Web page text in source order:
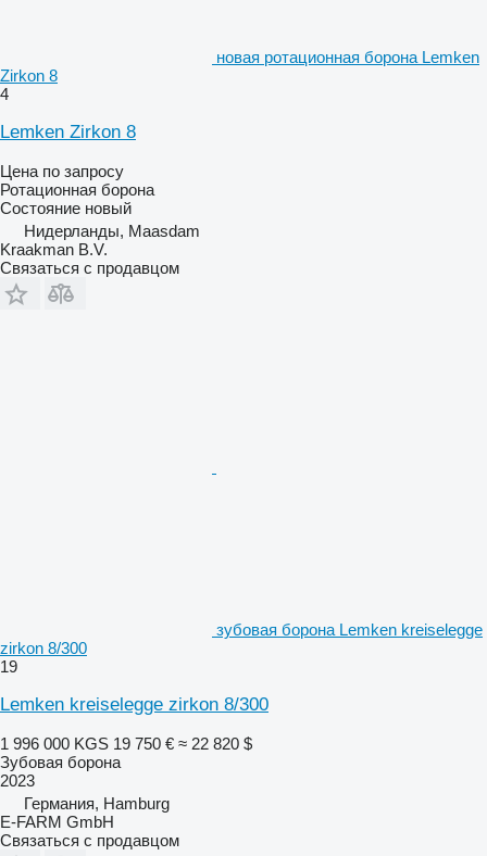
новая ротационная борона Lemken
Zirkon 8
4
Lemken Zirkon 8
Цена по запросу
Ротационная борона
Состояние новый
Нидерланды, Maasdam
Kraakman B.V.
Связаться с продавцом
зубовая борона Lemken kreiselegge
zirkon 8/300
19
Lemken kreiselegge zirkon 8/300
1 996 000 KGS 19 750 € ≈ 22 820 $
Зубовая борона
2023
Германия, Hamburg
E-FARM GmbH
Связаться с продавцом